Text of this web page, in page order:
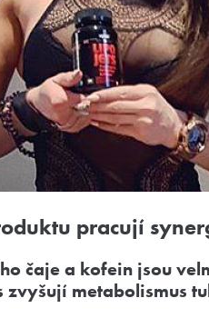
pracují
čaje a kofein jsou
zvyšují metabolismus